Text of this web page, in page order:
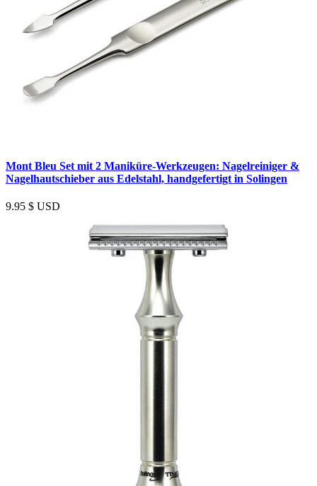
Mont Bleu Set mit 2 Maniküre-Werkzeugen: Nagelreiniger &
Nagelhautschieber aus Edelstahl, handgefertigt in Solingen
9.95 $ USD